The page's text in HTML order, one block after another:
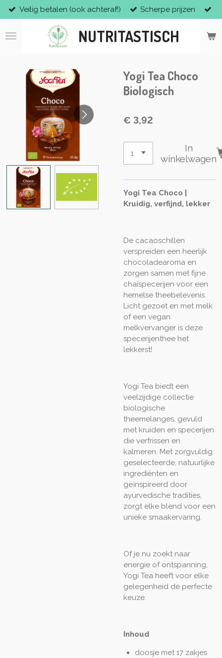
Ga
direct
naar
NUTRITASTISCH
Veilig betalen (ook achteraf!) Scherpe prijzen
Yogi Tea Choco
Biologisch
€ 3,92
In
winkelwagen
Yogi Tea Choco |
Kruidig, verfijnd, lekker
De cacaoschillen
verspreiden een heerlijk
chocoladearoma en
zorgen samen met fijne
chaispecerijen voor een
hemelse theebelevenis.
Licht gezoet en met melk
of een vegan
melkvervanger is deze
specerijenthee het
lekkerst!
Yogi Tea biedt een
veelzijdige collectie
biologische
theemelanges, gevuld
met kruiden en specerijen
die verfrissen en
kalmeren. Met zorgvuldig
geselecteerde, natuurlijke
ingrediënten en
geïnspireerd door
ayurvedische tradities,
zorgt elke blend voor een
unieke smaakervaring.
Of je nu zoekt naar
energie of ontspanning,
Yogi Tea heeft voor elke
gelegenheid de perfecte
keuze.
Inhoud
doosje met 17 zakjes